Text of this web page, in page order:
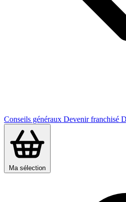
Conseils généraux Devenir franchisé
Ma sélection